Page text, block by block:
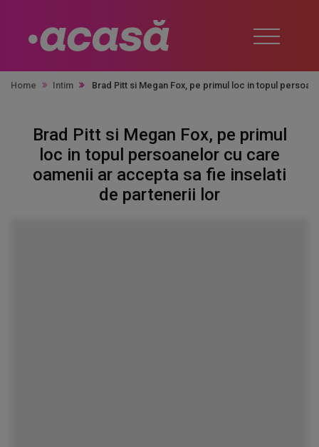
Home Intim Brad Pitt si Megan Fox, pe primul loc in topul
Brad Pitt si Megan Fox, pe primul
loc in topul persoanelor cu care
oamenii ar accepta sa fie inselati
de partenerii lor